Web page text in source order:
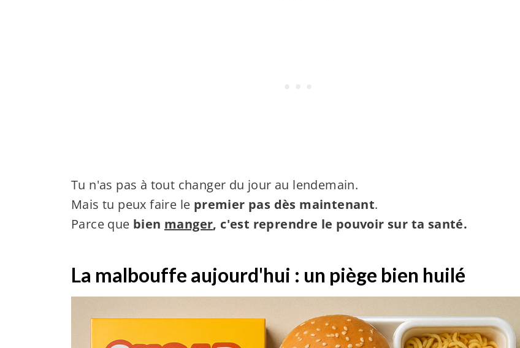
Tu n'as pas à tout changer du jour au lendemain.
Mais tu peux faire le premier pas dès maintenant.
Parce que bien manger, c'est reprendre le pouvoir sur ta santé.
La malbouffe aujourd'hui : un piège bien huilé